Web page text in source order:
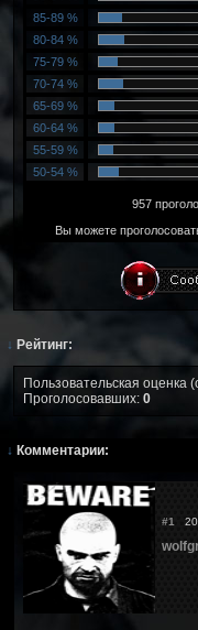
↓ Рейтинг:
Пользовательская оценка
Проголосовавших: 0
↓ Комментарии:
#1